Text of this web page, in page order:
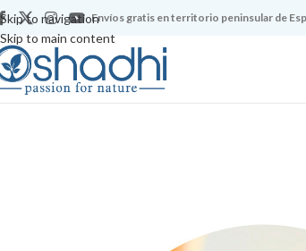
Skip to navigation
Skip to main content
Envíos gratis en territorio peninsular de